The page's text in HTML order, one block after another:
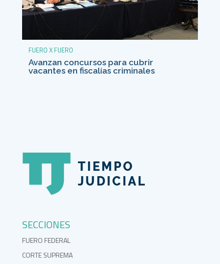
FUERO X FUERO
Avanzan concursos para cubrir
vacantes en fiscalías criminales
SECCIONES
FUERO FEDERAL
CORTE SUPREMA